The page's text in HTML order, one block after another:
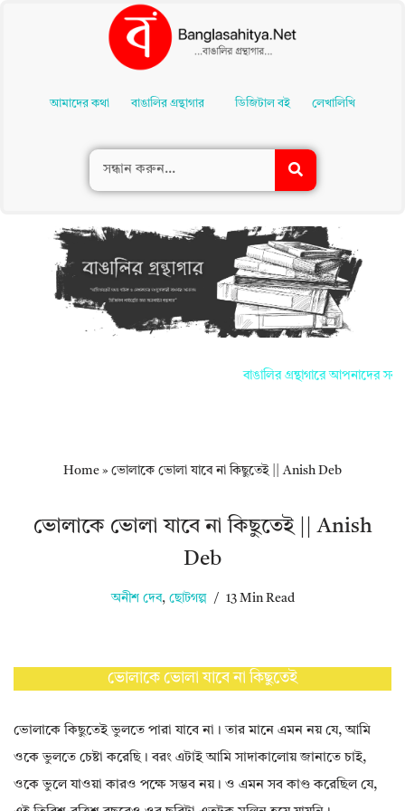
Contentআমাদের কথা বাঙালির গ্রন্থাগার ডিজিটাল বই লেখালিখি
বাঙালির গ্রন্থাগারে আপনাদের সকলকে জানাই
Home » ভোলাকে ভোলা যাবে না কিছুতেই || Anish Deb
ভোলাকে ভোলা যাবে না কিছুতেই || Anish
Deb
অনীশ দেব, ছোটগল্প 13 Min Read
ভোলাকে ভোলা যাবে না কিছুতেই
ভোলাকে কিছুতেই ভুলতে পারা যাবে না। তার মানে এমন নয় যে, আমি
ওকে ভুলতে চেষ্টা করেছি। বরং এটাই আমি সাদাকালোয় জানাতে চাই,
ওকে ভুলে যাওয়া কারও পক্ষে সম্ভব নয়। ও এমন সব কাণ্ড করেছিল যে,